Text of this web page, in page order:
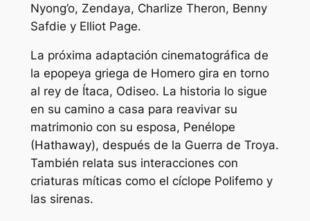
Nyong’o, Zendaya, Charlize Theron, Benny
Safdie y Elliot Page.
La próxima adaptación cinematográfica de
la epopeya griega de Homero gira en torno
al rey de Ítaca, Odiseo. La historia lo sigue
en su camino a casa para reavivar su
matrimonio con su esposa, Penélope
(Hathaway), después de la Guerra de Troya.
También relata sus interacciones con
criaturas míticas como el cíclope Polifemo y
las sirenas.